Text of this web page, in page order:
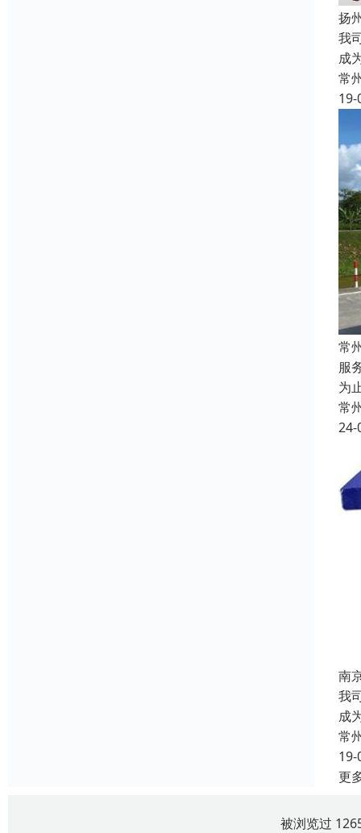
扬
我
成
常
19-
常
服
为
常
24-
南
我
成
常
19-
更
被浏览过